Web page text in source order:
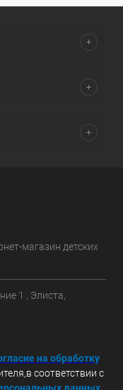
магазин детских
1 , Элиста,
на обработку
соответствии с